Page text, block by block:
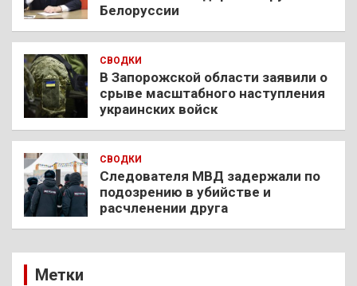
Белоруссии
СВОДКИ
В Запорожской области заявили о
срыве масштабного наступления
украинских войск
СВОДКИ
Следователя МВД задержали по
подозрению в убийстве и
расчленении друга
Метки